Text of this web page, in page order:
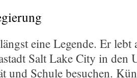
eine Legende. Er lebt
Salt Lake City in den
und Schule besuchen.